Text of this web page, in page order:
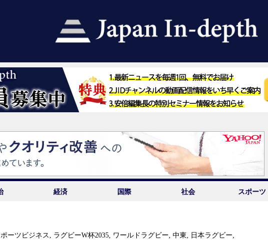
経済 国際 社会 スポーツ
ーツビジネス , ラグビーW杯2035, ワールドラグビー,中東, 日本ラグビー,